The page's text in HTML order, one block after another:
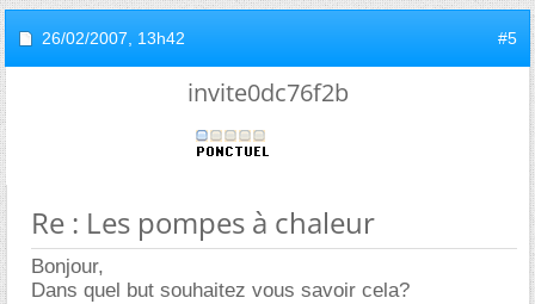
26/02/2007, 13h42 #5
invite0dc76f2b
Re : Les pompes à chaleur
Bonjour,
Dans quel but souhaitez vous savoir cela?